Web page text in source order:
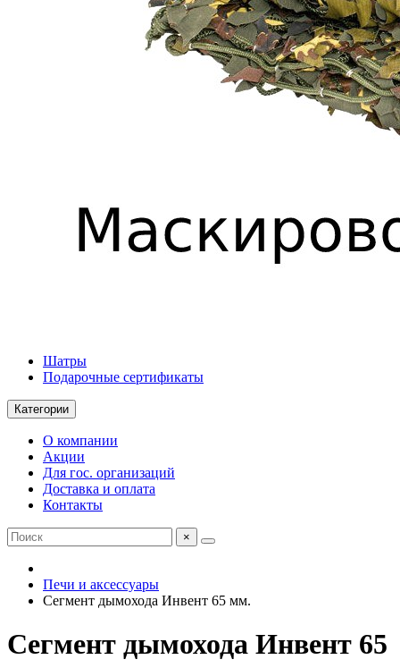
Шатры
Подарочные сертификаты
Категории
О компании
Акции
Для гос. организаций
Доставка и оплата
Контакты
×
Печи и аксессуары
Сегмент дымохода Инвент 65 мм.
Сегмент дымохода Инвент 65